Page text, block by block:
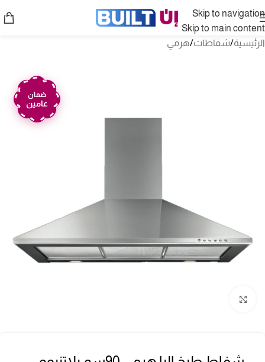
Skip to navigation
Skip to main content
الرئيسية/شفاطات/هرمي
ضمان
عامين